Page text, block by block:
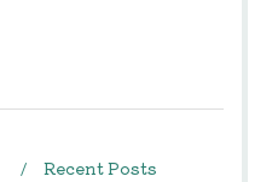
Recent Posts